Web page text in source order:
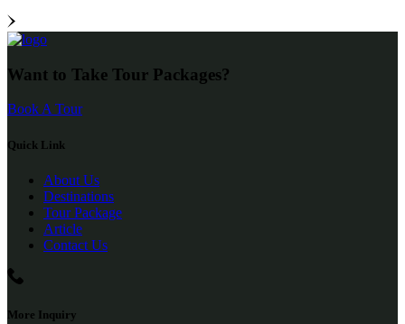
Want to Take Tour Packages?
Book A Tour
Quick Link
About Us
Destinations
Tour Package
Article
Contact Us
More Inquiry